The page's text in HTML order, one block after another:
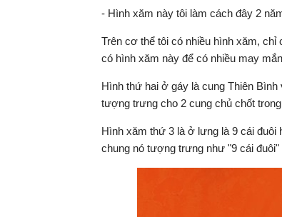
- Hình xăm này tôi làm cách đây 2
Trên cơ thể tôi có nhiều hình xăm,
có hình xăm này để có nhiều may
Hình thứ hai ở gáy là cung Thiên
tượng trưng cho 2 cung chủ chốt
Hình xăm thứ 3 là ở lưng là 9 cái đuôi
chung nó tượng trưng như "9 cái đuôi"